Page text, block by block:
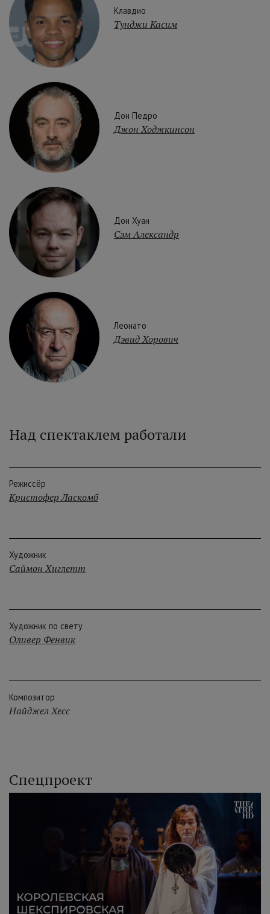
Клавдио
Тунджи Касим
Дон Педро
Джон Ходжкинсон
Дон Хуан
Сэм Александр
Леонато
Дэвид Хорович
Над спектаклем работали
Режиссёр
Кристофер Ласкомб
Художник
Саймон Хиглетт
Художник по свету
Оливер Фенвик
Композитор
Найджел Хесс
Спецпроект